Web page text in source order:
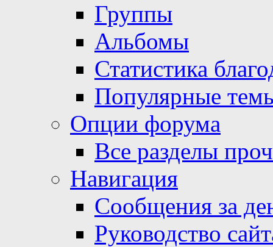
Группы
Альбомы
Статистика
Популярные
Опции форума
Все разделы
Навигация
Сообщения за
Руководство